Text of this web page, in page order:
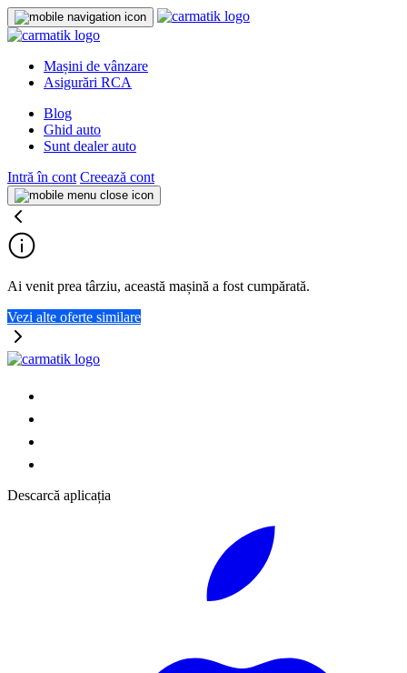
Mașini de vânzare
Asigurări RCA
Blog
Ghid auto
Sunt dealer auto
Intră în cont Creează cont
Ai venit prea târziu, această mașină a fost cumpărată.
Vezi alte oferte similare
Descarcă aplicația